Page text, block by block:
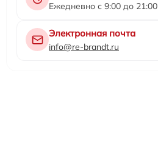
Ежедневно с 9:00 до 21:00
Электронная почта
info@re-brandt.ru